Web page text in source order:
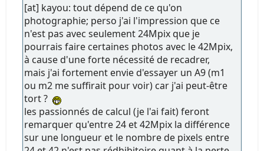
[at] kayou: tout dépend de ce qu'on
photographie; perso j'ai l'impression que ce
n'est pas avec seulement 24Mpix que je
pourrais faire certaines photos avec le 42Mpix,
à cause d'une forte nécessité de recadrer,
mais j'ai fortement envie d'essayer un A9 (m1
ou m2 me suffirait pour voir) car j'ai peut-être
tort ?
les passionnés de calcul (je l'ai fait) feront
remarquer qu'entre 24 et 42Mpix la différence
sur une longueur et le nombre de pixels entre